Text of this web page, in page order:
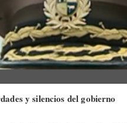
y silencios del gobierno